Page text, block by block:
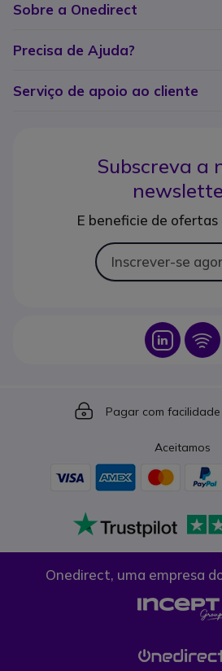
Sobre a Onedirect
Precisa de Ajuda?
Serviço de apoio ao cliente
Subscreva a
E beneficie de ofertas
Inscrever-se
Icon
Icon
Pagar com
Aceitamos
Onedirect, uma empresa